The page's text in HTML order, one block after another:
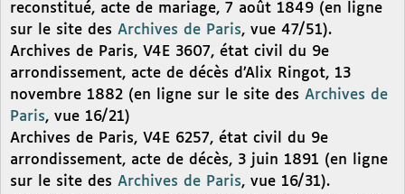
reconstitué, acte de mariage, 7 août 1849 (en ligne
sur le site des Archives de Paris, vue 47/51).
Archives de Paris, V4E 3607, état civil du 9e
arrondissement, acte de décès d’Alix Ringot, 13
novembre 1882 (en ligne sur le site des Archives de
Paris, vue 16/21)
Archives de Paris, V4E 6257, état civil du 9e
arrondissement, acte de décès, 3 juin 1891 (en ligne
sur le site des Archives de Paris, vue 16/31).